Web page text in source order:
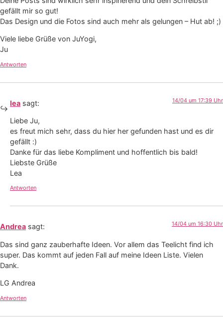
gefällt mir so gut!
Das Design und die Fotos sind auch mehr als gelungen – Hut ab! ;)
Viele liebe Grüße von JuYogi,
Ju
Antworten
lea sagt: 14/04 um 17:39 Uhr
Liebe Ju,
es freut mich sehr, dass du hier her gefunden hast und es dir
gefällt :)
Danke für das liebe Kompliment und hoffentlich bis bald!
Liebste Grüße
Lea
Antworten
Andrea sagt: 14/04 um 16:30 Uhr
Das sind ganz zauberhafte Ideen. Vor allem das Teelicht find ich
super. Das kommt auf jeden Fall auf meine Ideen Liste. Vielen
Dank.
LG Andrea
Antworten